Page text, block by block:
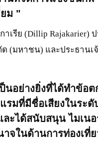
ม
าเรีย (Dillip Rajakarier)
(มหาชน) และประธานเ
นอย่างยิ่งที่ได้ทำข้อ
รมที่มีชื่อเสียงในระ
ละได้สนับสนุน ไมเน
จในด้านการท่องเที่